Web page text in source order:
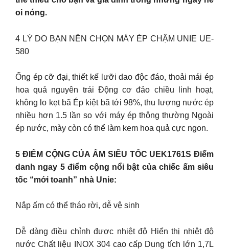
oi nóng.
4 LÝ DO BẠN NÊN CHỌN MÁY ÉP CHẬM UNIE UE-
580
Ống ép cỡ đại, thiết kế lưỡi dao độc đáo, thoải mái ép
hoa quả nguyên trái Động cơ đảo chiều linh hoạt,
không lo kẹt bã Ép kiệt bã tới 98%, thu lượng nước ép
nhiều hơn 1.5 lần so với máy ép thông thường Ngoài
ép nước, mày còn có thể làm kem hoa quả cực ngon.
5 ĐIỂM CỘNG CỦA ẤM SIÊU TỐC UEK1761S Điểm
danh ngay 5 điểm cộng nổi bật của chiếc ấm siêu
tốc “mới toanh” nhà Unie:
Nắp ấm có thể tháo rời, dễ vệ sinh
Dễ dàng điều chỉnh được nhiệt độ Hiển thị nhiệt độ
nước Chất liệu INOX 304 cao cấp Dung tích lớn 1,7L